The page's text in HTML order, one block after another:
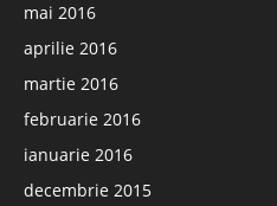
mai 2016
aprilie 2016
martie 2016
februarie 2016
ianuarie 2016
decembrie 2015